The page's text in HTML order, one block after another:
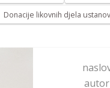
Donacije likovnih djela